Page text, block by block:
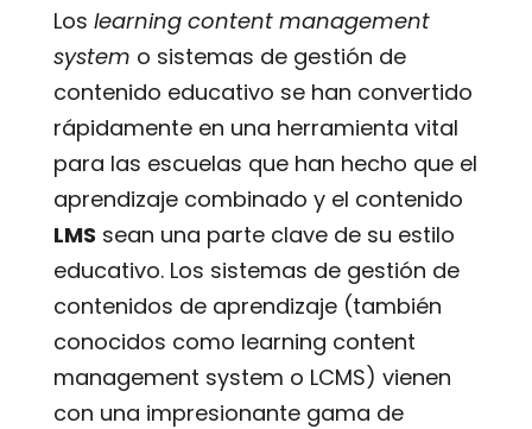
Los learning content management
system o sistemas de gestión de
contenido educativo se han convertido
rápidamente en una herramienta vital
para las escuelas que han hecho que el
aprendizaje combinado y el contenido
LMS sean una parte clave de su estilo
educativo. Los sistemas de gestión de
contenidos de aprendizaje (también
conocidos como learning content
management system o LCMS) vienen
con una impresionante gama de